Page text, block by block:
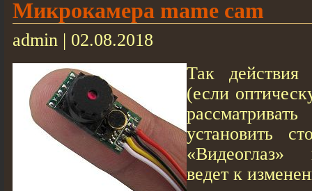
Микрокамера mame cam
admin | 02.08.2018
Так действия
(если
установить
«Видеоглаз»
ведет к